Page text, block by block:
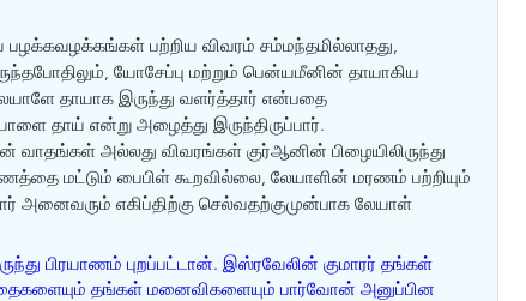
பற்றிய விவரம் சம்மந்தமில்லாதது,
யோசேப்பு மற்றும் பென்யமீனின் தாயாகிய
தாயாக இருந்து வளர்த்தார் என்பதை
தாய் என்று அழைத்து இருந்திருப்பார்.
அல்லது விவரங்கள் குர்ஆனின் பிழையிலிருந்து
மட்டும் பைபிள் கூறவில்லை, லேயாளின் மரணம் பற்றியும்
அனைவரும் எகிப்திற்கு செல்வதற்குமுன்பாக லேயாள்
பிரயாணம் புறப்பட்டான். இஸ்ரவேலின் குமாரர் தங்கள்
தங்கள் மனைவிகளையும் பார்வோன் அனுப்பின